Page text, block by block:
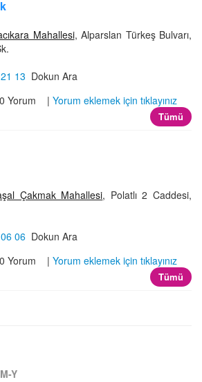
Mahallesi, Alparslan Türkeş Bulvarı,
13 Dokun Ara
0 Yorum | Yorum eklemek için tıklayınız
Tümü
Çakmak Mahallesi, Polatlı 2 Caddesi,
06 Dokun Ara
0 Yorum | Yorum eklemek için tıklayınız
Tümü
M-Y